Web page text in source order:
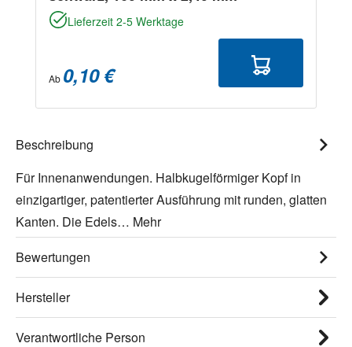
Lieferzeit 2-5 Werktage
Ab 0,10 €
Beschreibung
Für Innenanwendungen. Halbkugelförmiger Kopf in
einzigartiger, patentierter Ausführung mit runden, glatten
Kanten. Die Edels… Mehr
Bewertungen
Hersteller
Verantwortliche Person